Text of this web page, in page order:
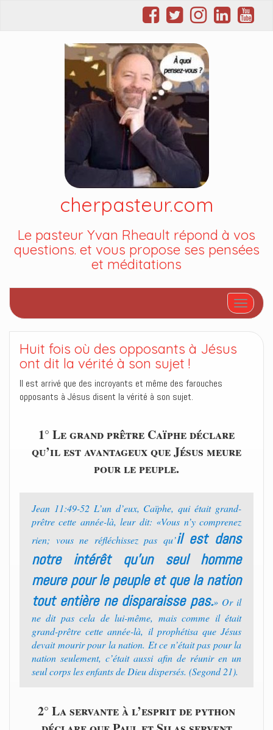
cherpasteur.com
Le pasteur Yvan Rheault répond à vos
questions. et vous propose ses pensées
et méditations
Afficher/
Huit fois où des opposants à Jésus
ont dit la vérité à son sujet !
Il est arrivé que des incroyants et même des farouches
opposants à Jésus disent la vérité à son sujet.
1° Le grand prêtre Caïphe déclare
qu’il est avantageux que Jésus meure
pour le peuple.
Jean 11:49-52 L’un d’eux, Caïphe, qui était grand-
prêtre cette année-là, leur dit: «Vous n’y comprenez
rien; vous ne réfléchissez pas qu’il est dans
notre intérêt qu’un seul homme
meure pour le peuple et que la nation
tout entière ne disparaisse pas.» Or il
ne dit pas cela de lui-même, mais comme il était
grand-prêtre cette année-là, il prophétisa que Jésus
devait mourir pour la nation. Et ce n’était pas pour la
nation seulement, c’était aussi afin de réunir en un
seul corps les enfants de Dieu dispersés. (Segond 21).
2° La servante à l’esprit de python